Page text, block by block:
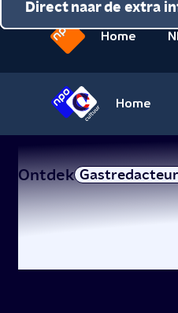
Direct naar de inhoud
Direct naar de
Direct naar de extra
beginpagina
van
Home
beginpagina
van
Home
Ontdek